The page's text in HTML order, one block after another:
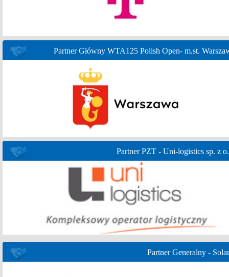
Partner Główny WTA125 Polish Open- m.st.
Partner PZT - Uni-logistics sp. z
Partner Generalny -